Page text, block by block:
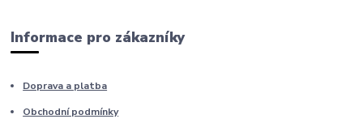
Informace pro zákazníky
Doprava a platba
Obchodní podmínky